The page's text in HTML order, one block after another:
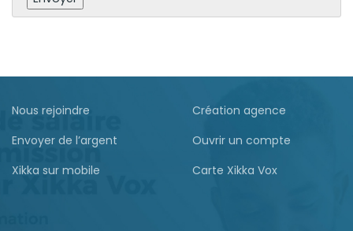
Nous rejoindre
Création agence
Envoyer de l’argent
Ouvrir un compte
Xikka sur mobile
Carte Xikka Vox